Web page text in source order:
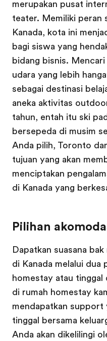
merupakan pusat
teater. Memiliki peran
Kanada, kota ini
bagi siswa yang
bidang bisnis.
udara yang lebih
sebagai destinasi
aneka aktivitas
tahun, entah itu ski
bersepeda di musim
Anda pilih, Toronto
tujuan yang akan
menciptakan
di Kanada yang
Pilihan
Dapatkan suasana
di Kanada melalui dua
homestay atau tinggal
di rumah homestay
mendapatkan support
tinggal bersama
Anda akan dikelilingi